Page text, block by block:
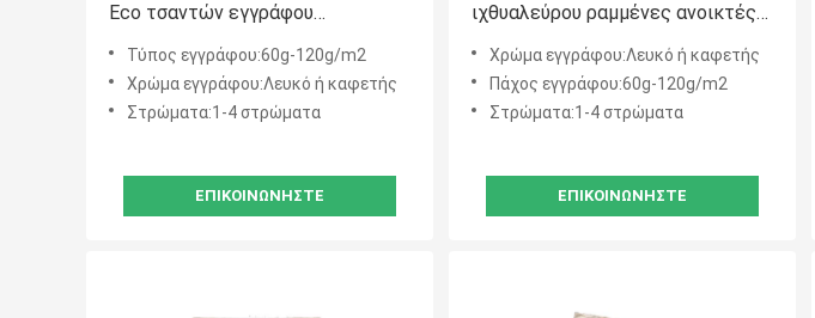
Eco τσαντών εγγράφου
στοματικού πολυ τοίχος της κκπ
ραμμένη πρότυπα ανοικτή φιλικό
Τύπος εγγράφου:60g-120g/m2
Χρώμα εγγράφου:Λευκό ή καφετής
Στρώματα:1-4 στρώματα
ΕΠΙΚΟΙΝΩΝΉΣΤΕ
ιχθυαλεύρου ραμμένες ανοικτές
τσάντες στοματικού εγγράφου 1-
4 στρωμάτων ζωοτροφές
Χρώμα εγγράφου:Λευκό ή καφετής
Πάχος εγγράφου:60g-120g/m2
Στρώματα:1-4 στρώματα
ΕΠΙΚΟΙΝΩΝΉΣΤΕ